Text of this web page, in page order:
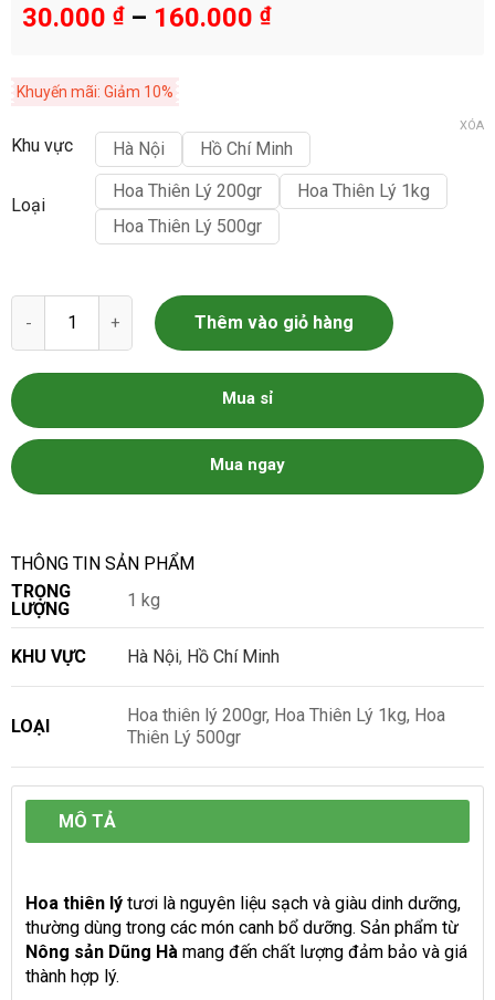
30.000 ₫– 160.000 ₫
Khuyến mãi: Giảm 10%
Khu vực Hà Nội Hồ Chí Minh
Loại
Hoa Thiên Lý 200gr
Hoa Thiên Lý 1kg
Hoa Thiên Lý 500gr
XÓA
Hoa Thiên Lý - Bông Thiên Lý làm sạch Dũng Hà số lượng
Thêm vào giỏ hàng
Mua sỉ
Mua ngay
THÔNG TIN SẢN PHẨM
TRỌNG
LƯỢNG
1 kg
KHU VỰC Hà Nội, Hồ Chí Minh
LOẠI
Hoa thiên lý 200gr, Hoa Thiên Lý 1kg, Hoa
Thiên Lý 500gr
MÔ TẢ
Hoa thiên lý tươi là nguyên liệu sạch và giàu dinh dưỡng,
thường dùng trong các món canh bổ dưỡng. Sản phẩm từ
Nông sản Dũng Hà mang đến chất lượng đảm bảo và giá
thành hợp lý.